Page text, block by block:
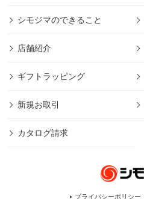
シモジマのできること
店舗紹介
ギフトラッピング
新規お取引
カタログ請求
プライバシーポリシー